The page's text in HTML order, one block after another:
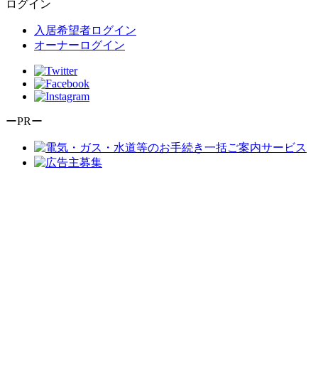
ログイン
入居希望者ログイン
オーナーログイン
ーPRー